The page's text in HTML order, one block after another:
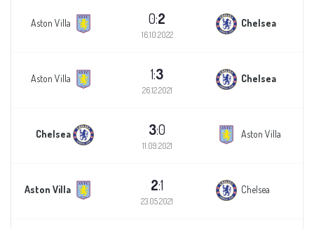
Aston Villa 0:2
16.10.2022
Chelsea
Aston Villa 1:3
26.12.2021
Chelsea
Chelsea 3:0
11.09.2021
Aston Villa
Aston Villa 2:1
23.05.2021
Chelsea